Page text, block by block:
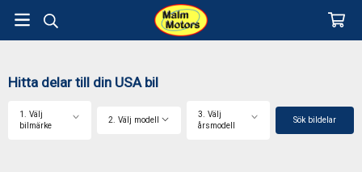
Hitta delar till din USA bil
1. Välj
bilmärke
2. Välj modell
3. Välj
årsmodell
Sök bildelar